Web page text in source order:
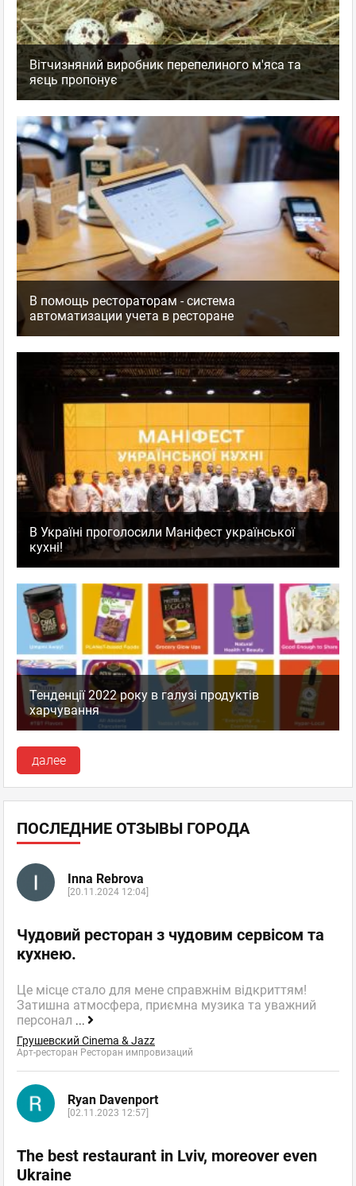
Вітчизняний виробник перепелиного м'яса та
яєць пропонує
В помощь рестораторам - система
автоматизации учета в ресторане
В Україні проголосили Маніфест української
кухні!
Тенденції 2022 року в галузі продуктів
харчування
далее
ПОСЛЕДНИЕ ОТЗЫВЫ ГОРОДА
Inna Rebrova
[20.11.2024 12:04]
Чудовий ресторан з чудовим сервісом та
кухнею.
Це місце стало для мене справжнім відкриттям!
Затишна атмосфера, приємна музика та уважний
персонал ...
Грушевский Cinema & Jazz
Арт-ресторан Ресторан импровизаций
Ryan Davenport
[02.11.2023 12:57]
The best restaurant in Lviv, moreover even
Ukraine